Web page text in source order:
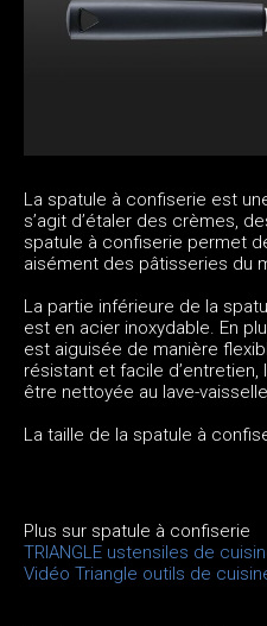
La spatule à confiserie est
s’agit d’étaler des crèmes,
spatule à confiserie permet
aisément des pâtisseries du
La partie inférieure de la
est en acier inoxydable. En
est aiguisée de manière
résistant et facile
être nettoyée au lave-
La taille de la spatule à
Plus sur spatule à confiserie
TRIANGLE ustensiles de
Vidéo Triangle outils de